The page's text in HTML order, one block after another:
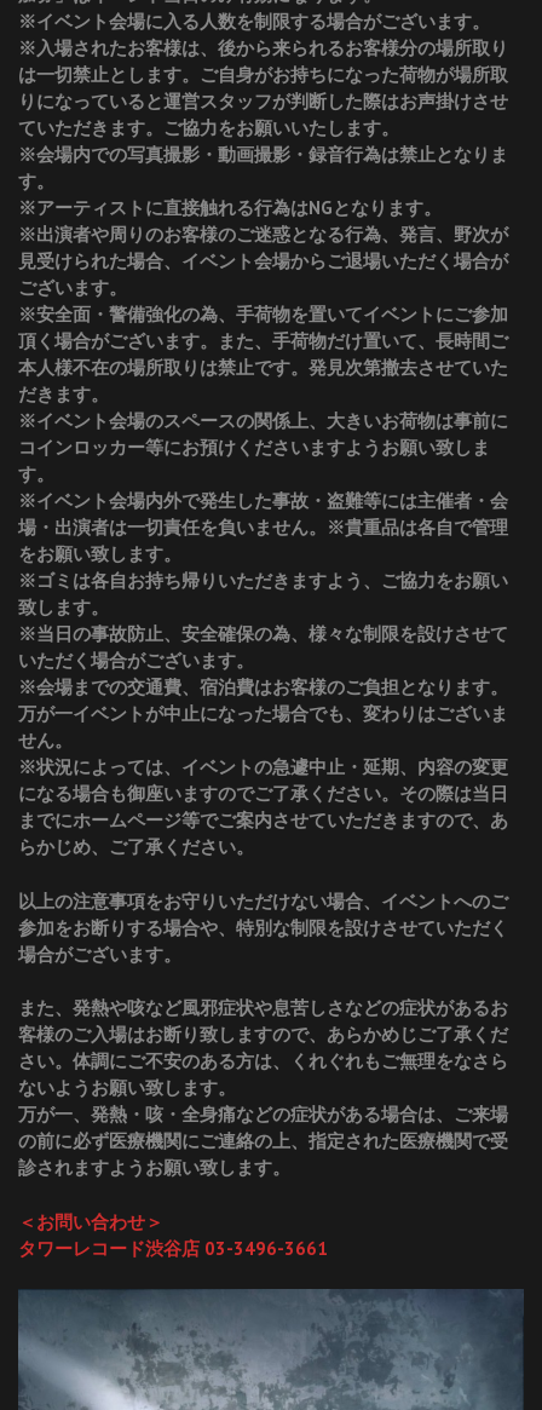
※イベント会場に入る人数を制限する場合がございます。
※入場されたお客様は、後から来られるお客様分の場所取り
は一切禁止とします。ご自身がお持ちになった荷物が場所取
りになっていると運営スタッフが判断した際はお声掛けさせ
ていただきます。ご協力をお願いいたします。
※会場内での写真撮影・動画撮影・録音行為は禁止となりま
す。
※アーティストに直接触れる行為はNGとなります。
※出演者や周りのお客様のご迷惑となる行為、発言、野次が
見受けられた場合、イベント会場からご退場いただく場合が
ございます。
※安全面・警備強化の為、手荷物を置いてイベントにご参加
頂く場合がございます。また、手荷物だけ置いて、長時間ご
本人様不在の場所取りは禁止です。発見次第撤去させていた
だきます。
※イベント会場のスペースの関係上、大きいお荷物は事前に
コインロッカー等にお預けくださいますようお願い致しま
す。
※イベント会場内外で発生した事故・盗難等には主催者・会
場・出演者は一切責任を負いません。※貴重品は各自で管理
をお願い致します。
※ゴミは各自お持ち帰りいただきますよう、ご協力をお願い
致します。
※当日の事故防止、安全確保の為、様々な制限を設けさせて
いただく場合がございます。
※会場までの交通費、宿泊費はお客様のご負担となります。
万が一イベントが中止になった場合でも、変わりはございま
せん。
※状況によっては、イベントの急遽中止・延期、内容の変更
になる場合も御座いますのでご了承ください。その際は当日
までにホームページ等でご案内させていただきますので、あ
らかじめ、ご了承ください。
以上の注意事項をお守りいただけない場合、イベントへのご
参加をお断りする場合や、特別な制限を設けさせていただく
場合がございます。
また、発熱や咳など風邪症状や息苦しさなどの症状があるお
客様のご入場はお断り致しますので、あらかめじご了承くだ
さい。体調にご不安のある方は、くれぐれもご無理をなさら
ないようお願い致します。
万が一、発熱・咳・全身痛などの症状がある場合は、ご来場
の前に必ず医療機関にご連絡の上、指定された医療機関で受
診されますようお願い致します。
＜お問い合わせ＞
タワーレコード渋谷店 03-3496-3661